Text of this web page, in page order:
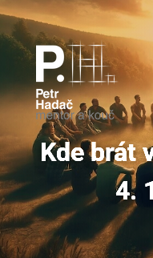
Kde brát
4.